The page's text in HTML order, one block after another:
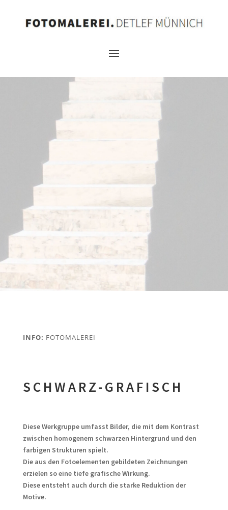
INFO: FOTOMALEREI
SCHWARZ-GRAFISCH
Diese Werkgruppe umfasst Bilder, die mit dem Kontrast
zwischen homogenem schwarzen Hintergrund und den
farbigen Strukturen spielt.
Die aus den Fotoelementen gebildeten Zeichnungen
erzielen so eine tiefe grafische Wirkung.
Diese entsteht auch durch die starke Reduktion der
Motive.